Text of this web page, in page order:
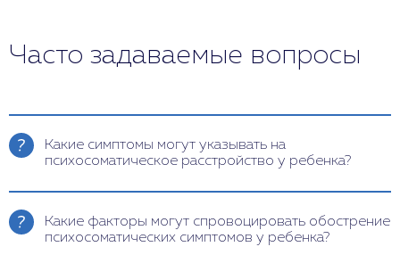
Часто задаваемые вопросы
Какие симптомы могут указывать на
психосоматическое расстройство у ребенка?
Симптомы могут включать повторяющиеся
пищеварения, такие как запоры или диарея, а
также боли в мышцах и суставах. Часто эти
Какие факторы могут спровоцировать обострение
психосоматических симптомов у ребенка?